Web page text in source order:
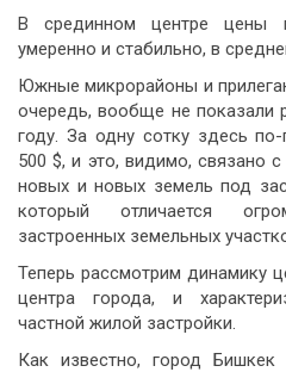
В срединном центре цены
умеренно и стабильно, в
Южные микрорайоны и
очередь, вообще не показали
году. За одну сотку здесь
500 $, и это, видимо, связано
новых и новых земель под
который отличается
застроенных земельных
Теперь рассмотрим динамику
центра города, и
частной жилой застройки.
Как известно, город